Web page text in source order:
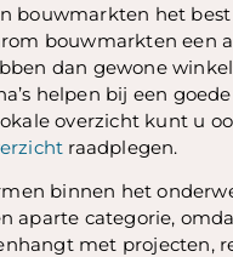
bouwmarkten het best
bouwmarkten een
dan gewone
helpen bij een
overzicht kunt u
raadplegen.
binnen het
aparte categorie,
met projecten,